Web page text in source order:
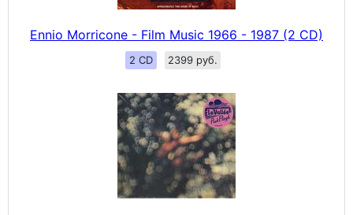
Ennio Morricone - Film Music 1966 - 1987 (2 CD)
2 CD 2399 руб.